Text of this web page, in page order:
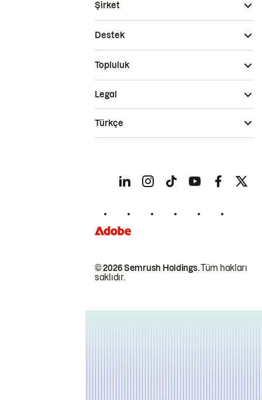
Şirket
Destek
Topluluk
© 2026 Semrush Holdings.Tüm hakları
saklıdır.
Legal
Türkçe